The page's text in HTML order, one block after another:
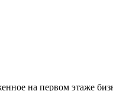
на первом этаже